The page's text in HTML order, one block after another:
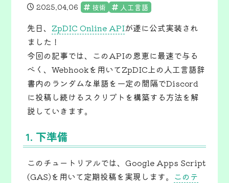
2025.04.06 技術 人工言語
先日、 ZpDIC Online APIが遂に公式実装され
ました！
今回の記事では、このAPIの恩恵に最速で与る
べく、Webhookを用いてZpDIC上の人工言語辞
書内のランダムな単語を一定の間隔でDiscord
に投稿し続けるスクリプトを構築する方法を解
説していきます。
1. 下準備
このチュートリアルでは、Google Apps Script
(GAS)を用いて定期投稿を実現します。 このテ